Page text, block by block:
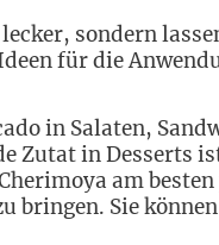
sondern
für die
in Salaten,
Zutat in Desserts
am
bringen. Sie